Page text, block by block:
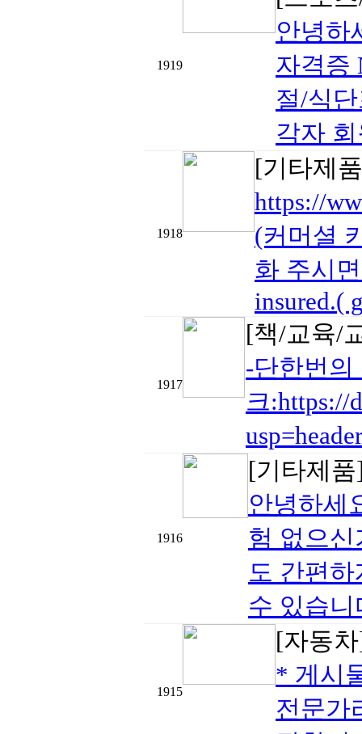
1919
안녕하
자격증
절/식
각자
1918
[기타제
https://
(커머셜
화 주시
insured.(
1917
[책/교육/
-단한번의
크:https://
1916
[기타제
안녕하세
험 없으
도 간편
수 있습
1915
[자동
* 게시
전문가